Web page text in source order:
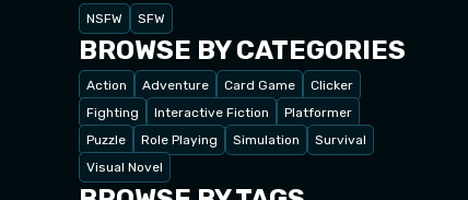
NSFW SFW
BROWSE BY CATEGORIES
Action Adventure Card Game
Clicker
Fighting
Interactive Fiction
Platformer
Puzzle
Role Playing Simulation
Survival
Visual Novel